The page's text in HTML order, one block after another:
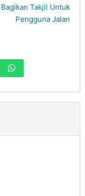
Bagikan Takjil Untuk
Pengguna Jalan